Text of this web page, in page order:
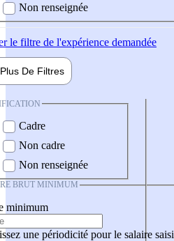
Non renseignée
le filtre de l'expérience demandée
Plus De Filtres
Cadre
Non cadre
Non renseignée
BRUT MINIMUM
minimum
une périodicité pour le salaire saisi